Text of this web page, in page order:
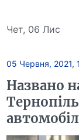
Чет, 06 Лис
05 Червня, 2021,
Названо